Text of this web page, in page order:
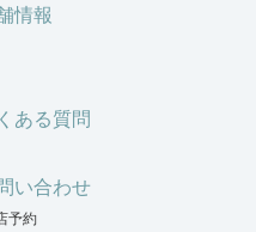
情報
ある質問
い合わせ
予約